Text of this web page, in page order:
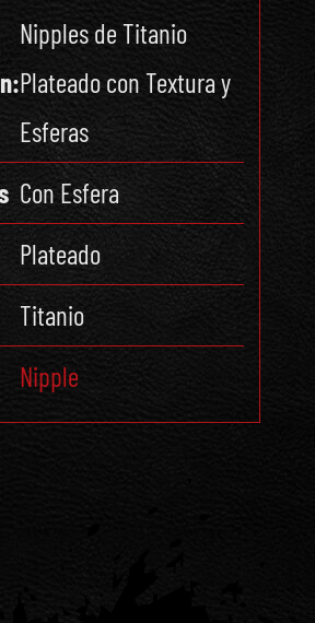
Nipples de Titanio
Plateado con Textura y
Esferas
Con Esfera
Plateado
Titanio
Nipple